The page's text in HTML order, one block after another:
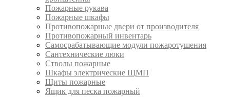
Пожарные рукава
Пожарные шкафы
Противопожарные двери от производителя
Противопожарный инвентарь
Самосрабатывающие модули пожаротушения
Сантехнические люки
Стволы пожарные
Шкафы электрические ЩМП
Щиты пожарные
Ящик для песка пожарный